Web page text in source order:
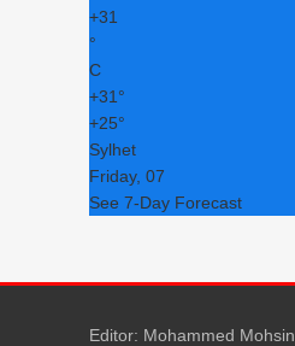
+31
°
C
+31°
+25°
Sylhet
Friday, 07
See 7-Day Forecast
Editor: Mohammed Mohsin